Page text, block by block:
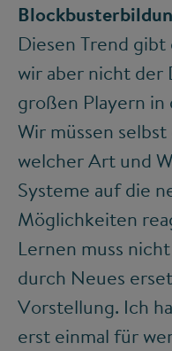
Diesen Trend gibt
wir aber nicht der
großen Playern in
Wir müssen
welcher Art und
Systeme auf die
Möglichkeiten
Lernen muss
durch Neues
Vorstellung. Ich
erst einmal für